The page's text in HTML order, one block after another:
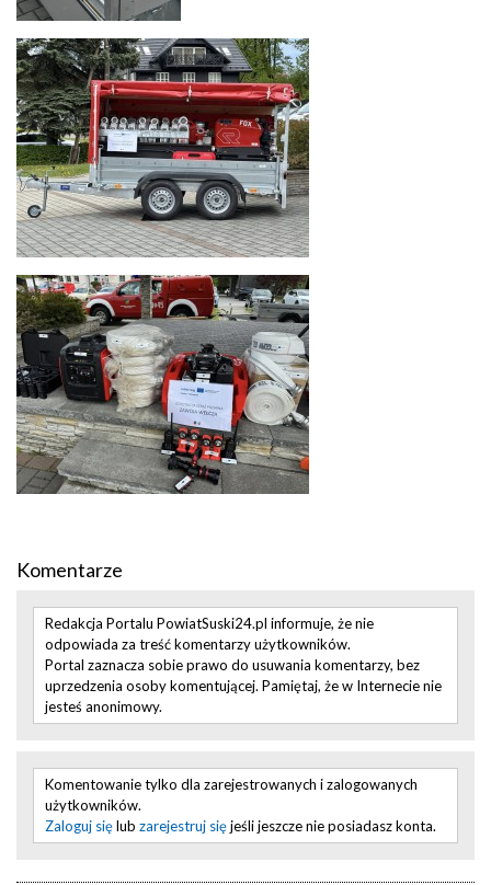
Komentarze
Redakcja Portalu PowiatSuski24.pl informuje, że nie
odpowiada za treść komentarzy użytkowników.
Portal zaznacza sobie prawo do usuwania komentarzy, bez
uprzedzenia osoby komentującej. Pamiętaj, że w Internecie nie
jesteś anonimowy.
Komentowanie tylko dla zarejestrowanych i zalogowanych
użytkowników.
Zaloguj sięlub zarejestruj sięjeśli jeszcze nie posiadasz konta.